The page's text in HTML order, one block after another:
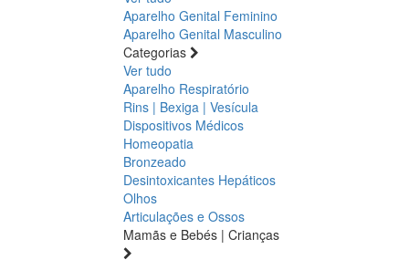
Aparelho Genital Feminino
Aparelho Genital Masculino
Categorias
Ver tudo
Aparelho Respiratório
Rins | Bexiga | Vesícula
Dispositivos Médicos
Homeopatia
Bronzeado
Desintoxicantes Hepáticos
Olhos
Articulações e Ossos
Mamãs e Bebés | Crianças